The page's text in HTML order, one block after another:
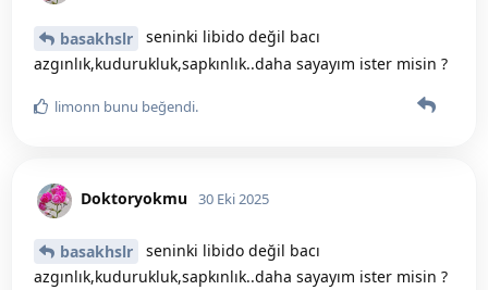
basakhslr
seninki libido değil bacı
azgınlık,kudurukluk,sapkınlık..daha sayayım ister misin ?
limonn bunu beğendi.
Doktoryokmu 30 Eki 2025
basakhslr
seninki libido değil bacı
azgınlık,kudurukluk,sapkınlık..daha sayayım ister misin ?